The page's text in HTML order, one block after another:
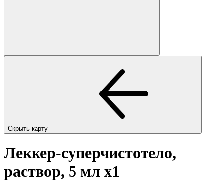
Скрыть карту
Леккер-суперчистотело,
раствор, 5 мл x1